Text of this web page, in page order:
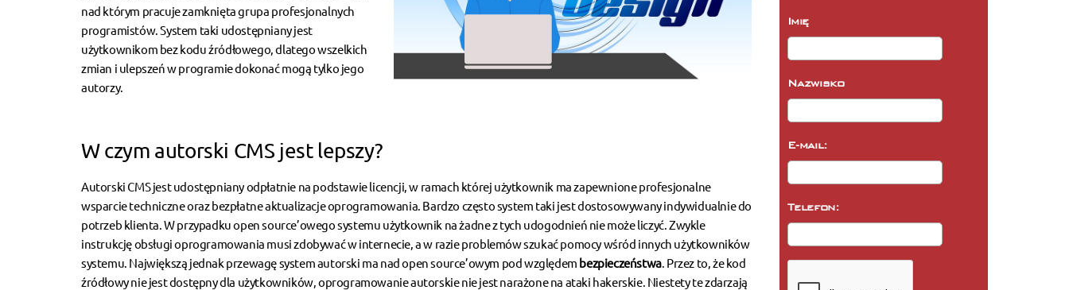
nad którym pracuje zamknięta grupa profesjonalnych
programistów. System taki udostępniany jest
użytkownikom bez kodu źródłowego, dlatego wszelkich
zmian i ulepszeń w programie dokonać mogą tylko jego
autorzy.
W czym autorski CMS jest lepszy?
Autorski CMSjest udostępniany odpłatnie na podstawie licencji, w ramach której użytkownik ma zapewnione profesjonalne
wsparcie techniczne oraz bezpłatne aktualizacje oprogramowania. Bardzo często system taki jest dostosowywany indywidualnie do
potrzeb klienta. W przypadku open source’owego systemu użytkownik na żadne z tych udogodnień nie może liczyć. Zwykle
instrukcję obsługi oprogramowania musi zdobywać w internecie, a w razie problemów szukać pomocy wśród innych użytkowników
systemu. Największą jednak przewagę system autorski ma nad open source’owym pod względem bezpieczeństwa. Przez to, że kod
źródłowy nie jest dostępny dla użytkowników, oprogramowanie autorskie nie jest narażone na ataki hakerskie. Niestety te zdarzają
Imię
Nazwisko
E-mail:
Telefon: